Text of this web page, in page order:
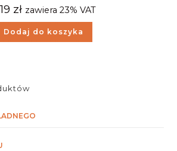
zł zawiera 23% VAT
Dodaj do koszyka